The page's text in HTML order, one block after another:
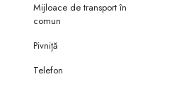
Mijloace de transport în
comun
Pivniță
Telefon